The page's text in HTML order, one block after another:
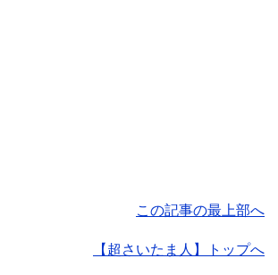
この記事の最上部へ
【超さいたま人】トップへ